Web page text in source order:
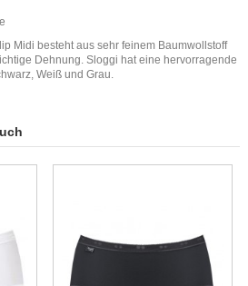
Midi besteht aus sehr feinem Baumwollstoff
Dehnung. Sloggi hat eine hervorragende
Weiß und Grau.